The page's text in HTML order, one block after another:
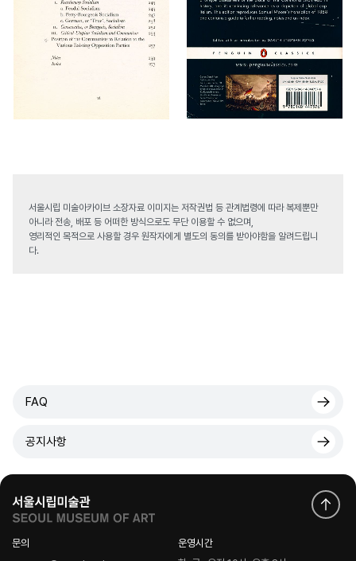
서울시립 미술아카이브 소장자료 이미지는 저작권법 등 관계법령에 따라 복제뿐만
아니라 전송, 배포 등 어떠한 방식으로도 무단 이용할 수 없으며,
영리적인 목적으로 사용할 경우 원작자에게 별도의 동의를 받아야함을 알려드립니
다.
FAQ
공지사항
문의
운영시간